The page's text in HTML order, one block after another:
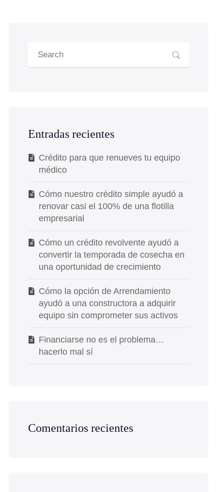
Entradas recientes
Crédito para que renueves tu equipo
médico
Cómo nuestro crédito simple ayudó a
renovar casi el 100% de una flotilla
empresarial
Cómo un crédito revolvente ayudó a
convertir la temporada de cosecha en
una oportunidad de crecimiento
Cómo la opción de Arrendamiento
ayudó a una constructora a adquirir
equipo sin comprometer sus activos
Financiarse no es el problema…
hacerlo mal sí
Comentarios recientes